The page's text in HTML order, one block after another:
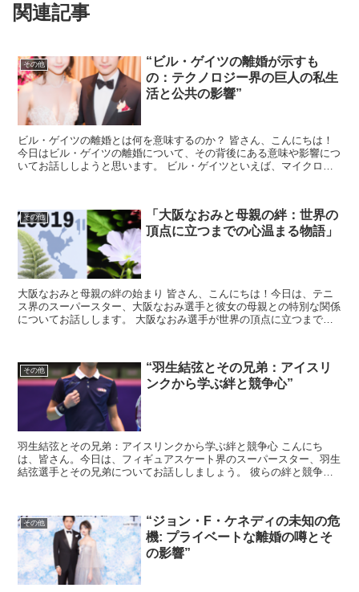
関連記事
その他
“ビル・ゲイツの離婚が示すも
の：テクノロジー界の巨人の私生
活と公共の影響”
ビル・ゲイツの離婚とは何を意味するのか？ 皆さん、こんにちは！
今日はビル・ゲイツの離婚について、その背後にある意味や影響につ
いてお話ししようと思います。 ビル・ゲイツといえば、マイクロソ
その他
「大阪なおみと母親の絆：世界の
頂点に立つまでの心温まる物語」
大阪なおみと母親の絆の始まり 皆さん、こんにちは！今日は、テニ
ス界のスーパースター、大阪なおみ選手と彼女の母親との特別な関係
についてお話しします。 大阪なおみ選手が世界の頂点に立つまで、
その他
“羽生結弦とその兄弟：アイスリ
ンクから学ぶ絆と競争心”
羽生結弦とその兄弟：アイスリンクから学ぶ絆と競争心 こんにち
は、皆さん。今日は、フィギュアスケート界のスーパースター、羽生
結弦選手とその兄弟についてお話ししましょう。 彼らの絆と競争心
その他
“ジョン・F・ケネディの未知の危
機: プライベートな離婚の噂とそ
の影響”